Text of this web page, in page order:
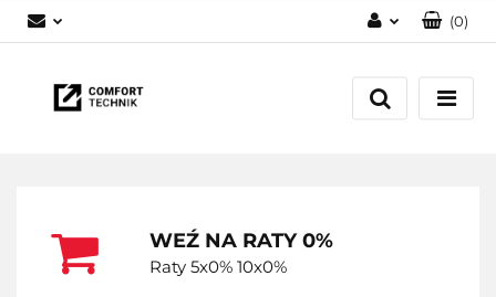
Zaloguj się
Zarejestruj się
(0)
WEŹ NA RATY 0%
Raty 5x0% 10x0%